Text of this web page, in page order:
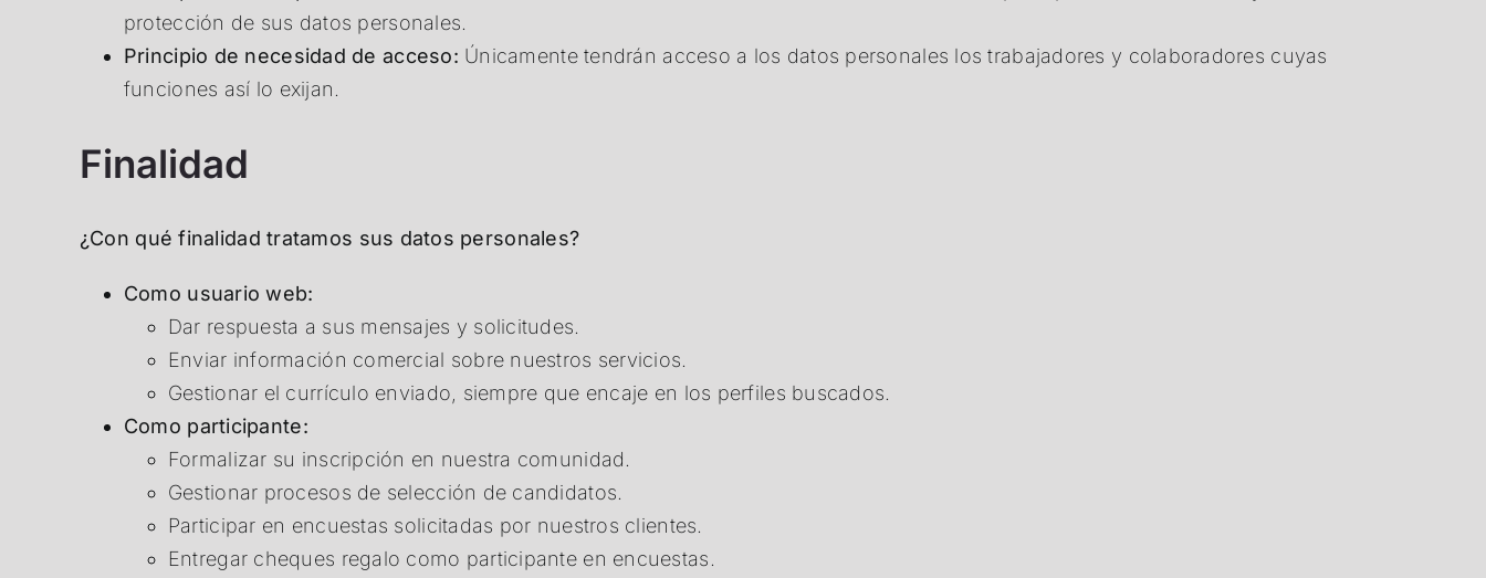
protección de sus datos personales.
Principio de necesidad de acceso: Únicamente tendrán acceso a los datos personales los trabajadores y colaboradores cuyas
funciones así lo exijan.
Finalidad
¿Con qué finalidad tratamos sus datos personales?
Como usuario web:
Dar respuesta a sus mensajes y solicitudes.
Enviar información comercial sobre nuestros servicios.
Gestionar el currículo enviado, siempre que encaje en los perfiles buscados.
Como participante:
Formalizar su inscripción en nuestra comunidad.
Gestionar procesos de selección de candidatos.
Participar en encuestas solicitadas por nuestros clientes.
Entregar cheques regalo como participante en encuestas.